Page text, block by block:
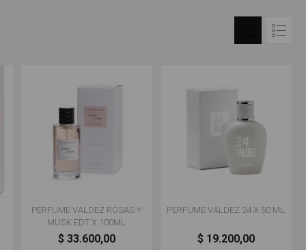
PERFUME VALDEZ ROSAS Y
MUSK EDT X 100ML
$ 33.600,00
PERFUME VALDEZ 24 X 50 ML
$ 19.200,00